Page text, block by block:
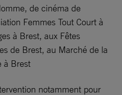
de cinéma de
Femmes Tout Court à
à Brest, aux Fêtes
de Brest, au Marché de la
à Brest
notamment pour